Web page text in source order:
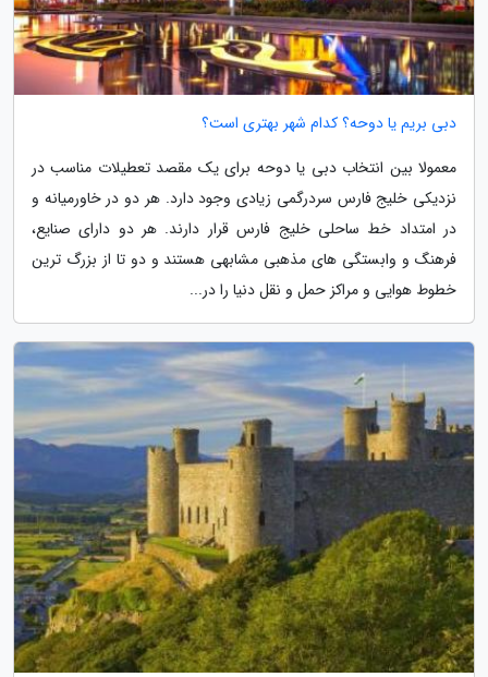
دبی بریم یا دوحه؟ کدام شهر بهتری است؟
معمولا بین انتخاب دبی یا دوحه برای یک مقصد تعطیلات مناسب در
نزدیکی خلیج فارس سردرگمی زیادی وجود دارد. هر دو در خاورمیانه و
در امتداد خط ساحلی خلیج فارس قرار دارند. هر دو دارای صنایع،
فرهنگ و وابستگی های مذهبی مشابهی هستند و دو تا از بزرگ ترین
خطوط هوایی و مراکز حمل و نقل دنیا را در...